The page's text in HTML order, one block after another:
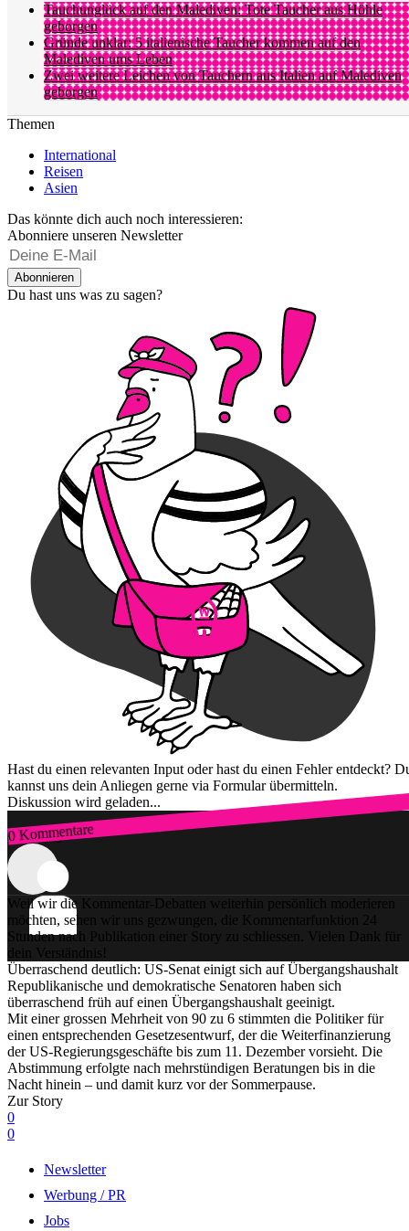
Tauchunglück auf den Malediven: Tote Taucher aus Höhle
geborgen
Gründe unklar: 5 italienische Taucher kommen auf den
Malediven ums Leben
Zwei weitere Leichen von Tauchern aus Italien auf Malediven
geborgen
Themen
International
Reisen
Asien
Das könnte dich auch noch interessieren:
Abonniere unseren Newsletter
Abonnieren
Du hast uns was zu sagen?
Hast du einen relevanten Input oder hast du einen Fehler entdeckt?
kannst uns dein Anliegen gerne via Formular übermitteln.
Diskussion wird geladen...
0 Kommentare
Zum Login
Weil wir die Kommentar-Debatten weiterhin persönlich moderieren
möchten, sehen wir uns gezwungen, die Kommentarfunktion 24
Stunden nach Publikation einer Story zu schliessen. Vielen Dank für
dein Verständnis!
Überraschend deutlich: US-Senat einigt sich auf Übergangshaushalt
Republikanische und demokratische Senatoren haben sich
überraschend früh auf einen Übergangshaushalt geeinigt.
Mit einer grossen Mehrheit von 90 zu 6 stimmten die Politiker für
einen entsprechenden Gesetzesentwurf, der die Weiterfinanzierung
der US-Regierungsgeschäfte bis zum 11. Dezember vorsieht. Die
Abstimmung erfolgte nach mehrstündigen Beratungen bis in die
Nacht hinein – und damit kurz vor der Sommerpause.
Zur Story
0
0
Newsletter
Werbung / PR
Jobs